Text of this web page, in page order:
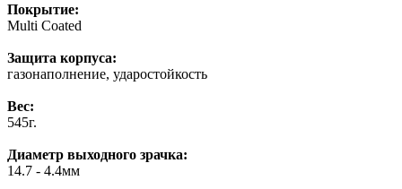
Покрытие:
Multi Coated
Защита корпуса:
газонаполнение, ударостойкость
Вес:
545г.
Диаметр выходного зрачка:
14.7 - 4.4мм